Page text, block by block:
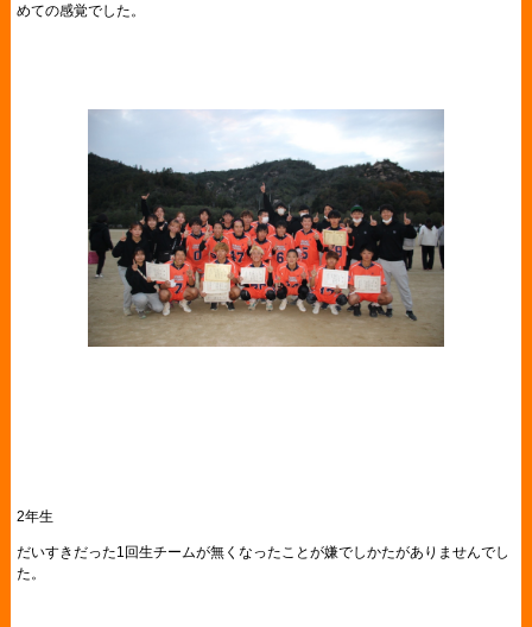
めての感覚でした。
2年生
だいすきだった1回生チームが無くなったことが嫌でしかたがありませんでし
た。